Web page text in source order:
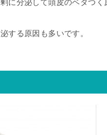
に分泌して頭皮のベタつく
する原因も多いです。